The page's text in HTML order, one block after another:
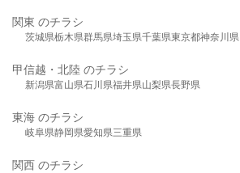
関東 のチラシ
茨城県栃木県群馬県埼玉県千葉県東京都神奈川県
甲信越・北陸 のチラシ
新潟県富山県石川県福井県山梨県長野県
東海 のチラシ
岐阜県静岡県愛知県三重県
関西 のチラシ